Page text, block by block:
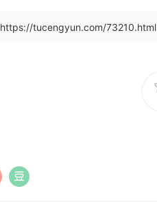
https://tucengyun.com/73210.html